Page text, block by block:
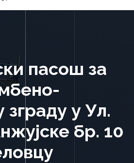
пасош за
зграду у Ул.
бр. 10